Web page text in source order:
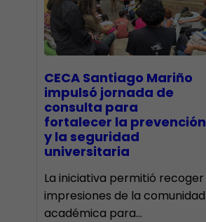
CECA Santiago Mariño
impulsó jornada de
consulta para
fortalecer la prevención
y la seguridad
universitaria
La iniciativa permitió recoger
impresiones de la comunidad
académica para…